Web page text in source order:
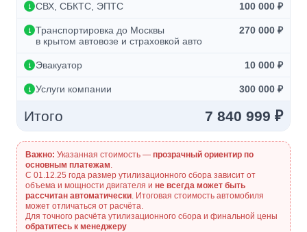
СВХ, СБКТС, ЭПТС 100 000 ₽
Транспортировка до Москвы
в крытом автовозе и страховкой авто
270 000 ₽
Эвакуатор 10 000 ₽
Услуги компании 300 000 ₽
Итого 7 840 999 ₽
Важно: Указанная стоимость — прозрачный ориентир по
основным платежам.
С 01.12.25 года размер утилизационного сбора зависит от
объема и мощности двигателя и не всегда может быть
рассчитан автоматически. Итоговая стоимость автомобиля
может отличаться от расчёта.
Для точного расчёта утилизационного сбора и финальной цены
обратитесь к менеджеру